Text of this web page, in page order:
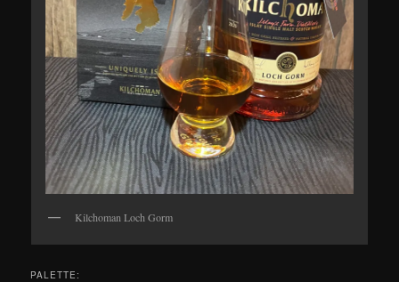
Kilchoman Loch Gorm
PALETTE: